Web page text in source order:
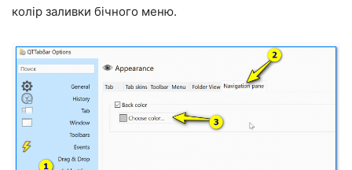
колір заливки бічного меню.